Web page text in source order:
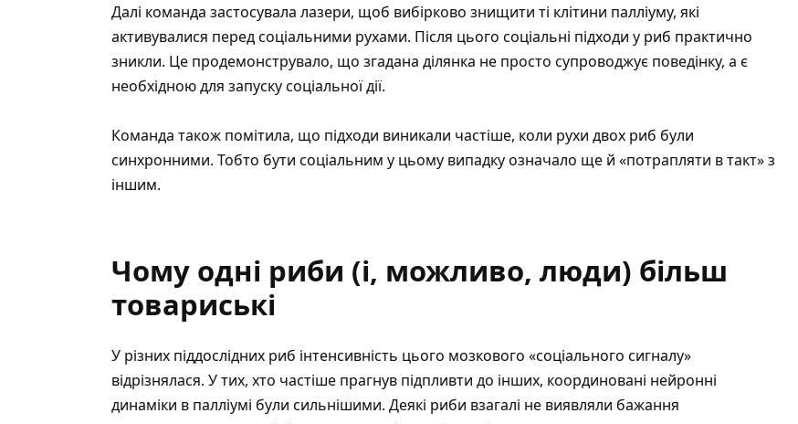
Далі команда застосувала лазери, щоб вибірково знищити ті клітини палліуму, які
активувалися перед соціальними рухами. Після цього соціальні підходи у риб практично
зникли. Це продемонструвало, що згадана ділянка не просто супроводжує поведінку, а є
необхідною для запуску соціальної дії.
Команда також помітила, що підходи виникали частіше, коли рухи двох риб були
синхронними. Тобто бути соціальним у цьому випадку означало ще й «потрапляти в такт» з
іншим.
Чому одні риби (і, можливо, люди) більш
товариські
У різних піддослідних риб інтенсивність цього мозкового «соціального сигналу»
відрізнялася. У тих, хто частіше прагнув підпливти до інших, координовані нейронні
динаміки в палліумі були сильнішими. Деякі риби взагалі не виявляли бажання